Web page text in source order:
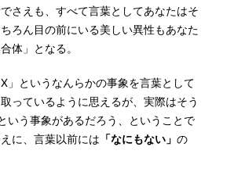
さえも、すべて言葉としてあなたはそ
ろん目の前にいる美しい異性もあなた
体」となる。
」というなんらかの事象を言葉として
っているように思えるが、実際はそう
いう事象があるだろう、ということで
に、言葉以前には 「なにもない」の